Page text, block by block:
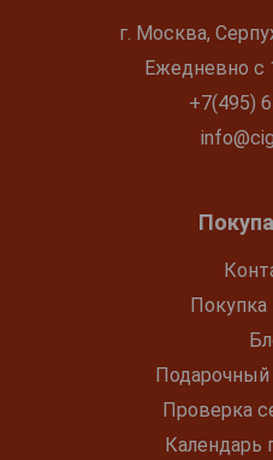
г. Москва,
Ежедневно с
+7(495)
Покупка
Подарочный
Проверка
Календарь